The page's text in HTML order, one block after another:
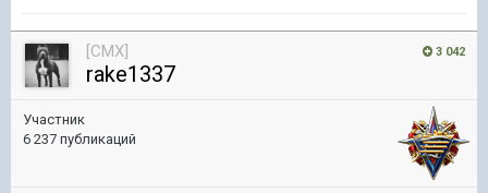
3 042
[CMX]
rake1337
Участник
6 237 публикаций